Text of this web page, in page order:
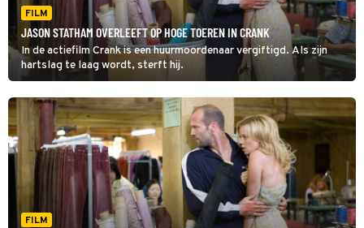
FILM
JASON STATHAM OVERLEEFT OP HOGE TOEREN IN CRANK
In de actiefilm Crank is een huurmoordenaar vergiftigd. Als zijn
hartslag te laag wordt, sterft hij.
FILM